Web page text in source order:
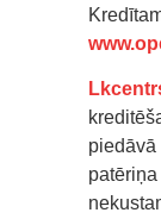
piedāvā